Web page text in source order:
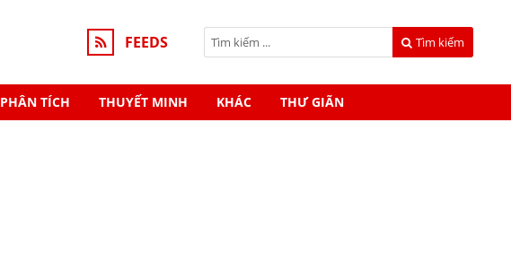
FEEDS Tìm kiếm
PHÂN TÍCH THUYẾT MINH KHÁC THƯ GIÃN